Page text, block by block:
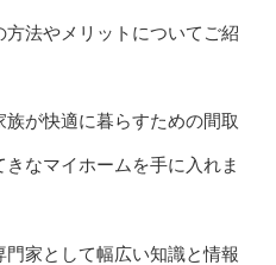
法やメリットについてご紹
が快適に暮らすための間取
なマイホームを手に入れま
門家として幅広い知識と情報